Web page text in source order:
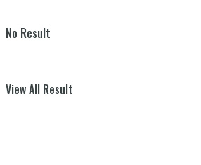
No Result
View All Result